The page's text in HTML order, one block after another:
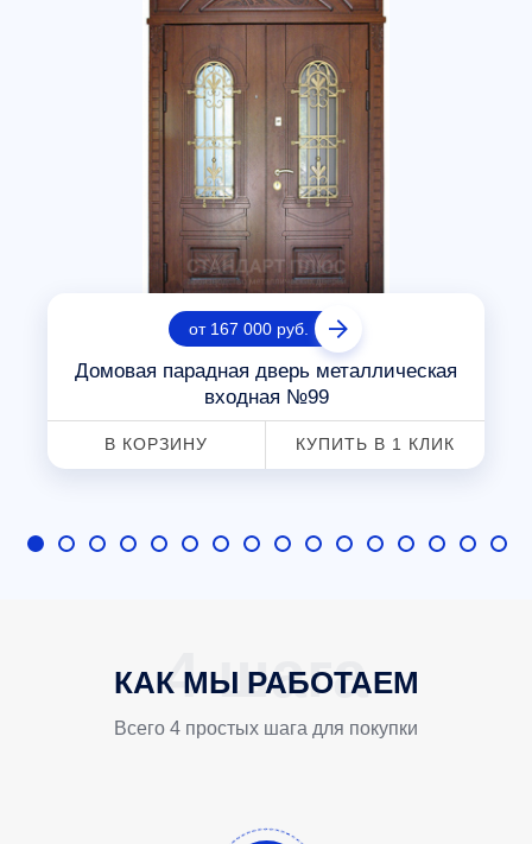
от 167 000 руб.
Домовая парадная дверь металлическая
входная №99
В КОРЗИНУ КУПИТЬ В 1 КЛИК
КАК МЫ РАБОТАЕМ
Всего 4 простых шага для покупки